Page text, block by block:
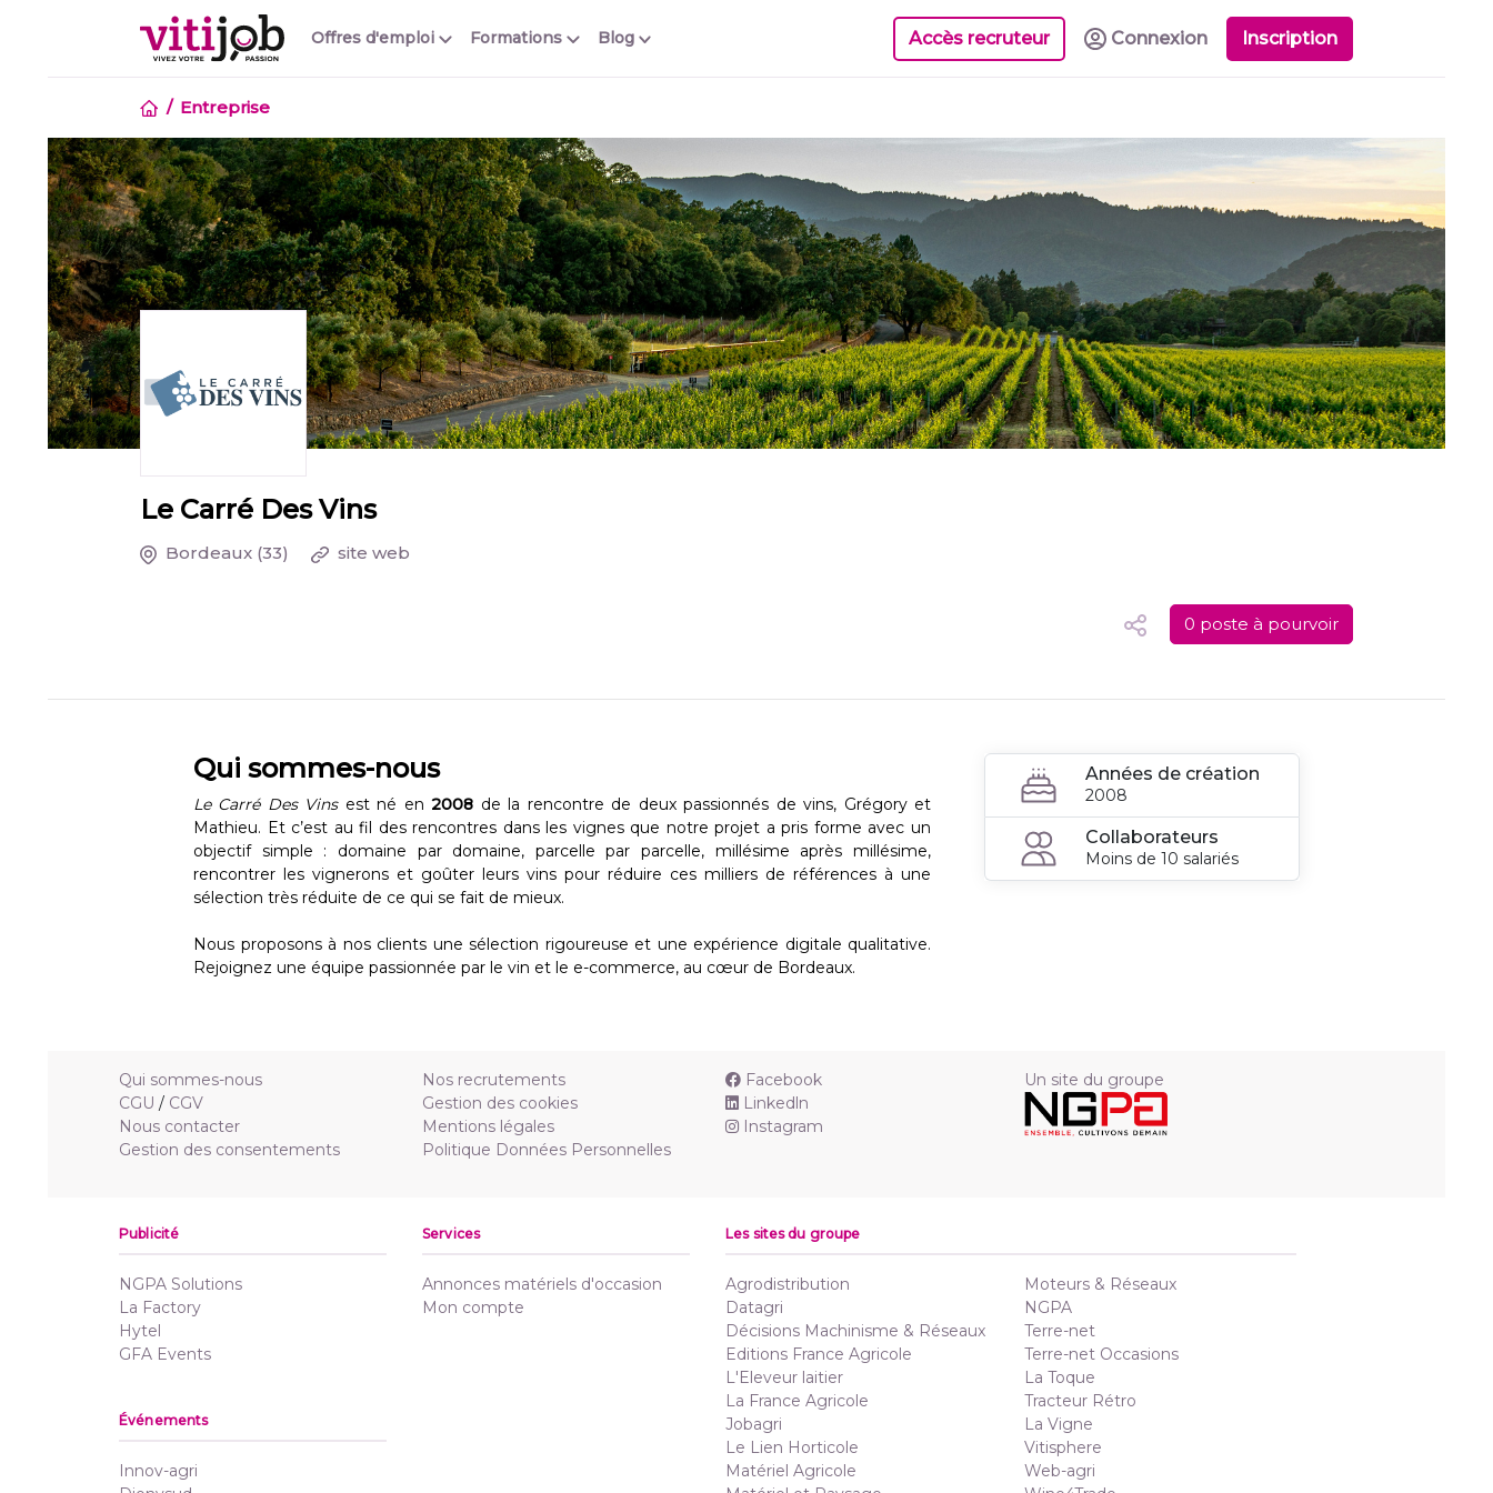
Offres d'emploi Blog
Formations Accès recruteur Connexion Inscription
Entreprise
Le Carré Des Vins
Bordeaux (33) site web
0 poste à pourvoir
Qui sommes-nous
Le Carré Des Vinsest né en2008 de la rencontre de deux passionnés de vins, Grégory et
Mathieu. Et c’est au fil des rencontres dans les vignes que notre projet a pris forme avec un
objectif simple : domaine par domaine, parcelle par parcelle, millésime après millésime,
rencontrer les vignerons et goûter leurs vins pour réduire ces milliers de références à une
sélection très réduite de ce qui se fait de mieux.
Nous proposons à nos clients une sélection rigoureuse et une expérience digitale qualitative.
Rejoignez une équipe passionnée par le vin et le e-commerce, au cœur de Bordeaux.
Années de création
2008
Collaborateurs
Moins de 10 salariés
Qui sommes-nous
CGU / CGV
Nous contacter
Gestion des consentements
Nos recrutements
Gestion des cookies
Mentions légales
Politique Données Personnelles
Facebook
Linkedln
Instagram
Un site du groupe
Publicité
NGPA Solutions
La Factory
Hytel
GFA Events
Services
Annonces matériels d'occasion
Mon compte
Événements
Innov-agri
Les sites du groupe
Agrodistribution
Datagri
Décisions Machinisme & Réseaux
Editions France Agricole
L'Eleveur laitier
La France Agricole
Jobagri
Le Lien Horticole
Matériel Agricole
Moteurs & Réseaux
NGPA
Terre-net
Terre-net Occasions
La Toque
Tracteur Rétro
La Vigne
Vitisphere
Web-agri